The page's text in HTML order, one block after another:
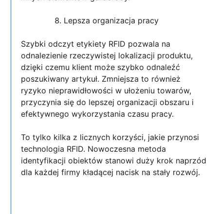
Lepsza organizacja pracy
Szybki odczyt etykiety RFID pozwala na
odnalezienie rzeczywistej lokalizacji produktu,
dzięki czemu klient może szybko odnaleźć
poszukiwany artykuł. Zmniejsza to również
ryzyko nieprawidłowości w ułożeniu towarów,
przyczynia się do lepszej organizacji obszaru i
efektywnego wykorzystania czasu pracy.
To tylko kilka z licznych korzyści, jakie przynosi
technologia RFID. Nowoczesna metoda
identyfikacji obiektów stanowi duży krok naprzód
dla każdej firmy kładącej nacisk na stały rozwój.